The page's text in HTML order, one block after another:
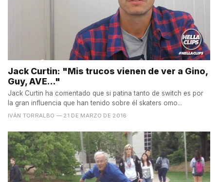
Jack Curtin: "Mis trucos vienen de ver a Gino,
Guy, AVE..."
Jack Curtin ha comentado que si patina tanto de switch es por
la gran influencia que han tenido sobre él skaters omo...
IVÁN TORRALBO — 21 DE MARZO DE 2016